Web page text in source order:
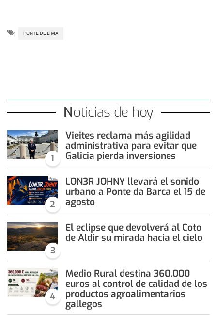
PONTE DE LIMA
Noticias de hoy
1
Vieites reclama más agilidad
administrativa para evitar que
Galicia pierda inversiones
2
LON3R JOHNY llevará el sonido
urbano a Ponte da Barca el 15 de
agosto
3
El eclipse que devolverá al Coto
de Aldir su mirada hacia el cielo
4
Medio Rural destina 360.000
euros al control de calidad de los
productos agroalimentarios
gallegos